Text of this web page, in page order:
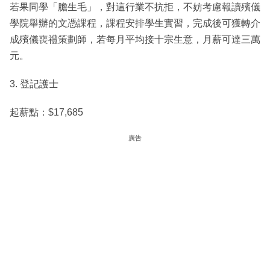
若果同學「膽生毛」，對這行業不抗拒，不妨考慮報讀殯儀
學院舉辦的文憑課程，課程安排學生實習，完成後可獲轉介
成殯儀喪禮策劃師，若每月平均接十宗生意，月薪可達三萬
元。
3. 登記護士
起薪點：$17,685
廣告